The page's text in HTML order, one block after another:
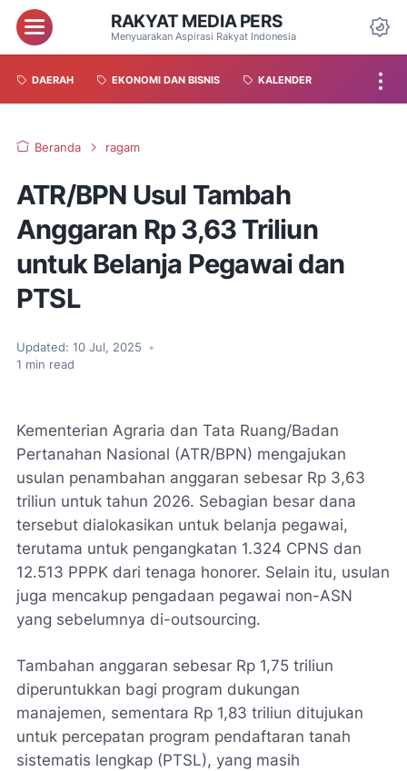
RAKYAT MEDIA PERS
Menyuarakan Aspirasi Rakyat Indonesia
DAERAH EKONOMI DAN BISNIS KALENDER
Beranda ragam
ATR/BPN Usul Tambah
Anggaran Rp 3,63 Triliun
untuk Belanja Pegawai dan
PTSL
Updated: 10 Jul, 2025
•
1 min read
Kementerian Agraria dan Tata Ruang/Badan
Pertanahan Nasional (ATR/BPN) mengajukan
usulan penambahan anggaran sebesar Rp 3,63
triliun untuk tahun 2026. Sebagian besar dana
tersebut dialokasikan untuk belanja pegawai,
terutama untuk pengangkatan 1.324 CPNS dan
12.513 PPPK dari tenaga honorer. Selain itu, usulan
juga mencakup pengadaan pegawai non-ASN
yang sebelumnya di-outsourcing.
Tambahan anggaran sebesar Rp 1,75 triliun
diperuntukkan bagi program dukungan
manajemen, sementara Rp 1,83 triliun ditujukan
untuk percepatan program pendaftaran tanah
sistematis lengkap (PTSL), yang masih